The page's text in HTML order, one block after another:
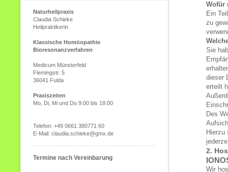
Wofür
Ein
zu
Sie
dieser
erteilt
Des
Hierzu
2.
Wir
Naturheilpraxis
Claudia Schieke
Heilpraktikerin
Klassische Homöopathie
Bioresonanzverfahren
Medicum Münsterfeld
Flemingstr. 5
36041 Fulda
Praxiszeiten
Mo, Di, Mi und Do 9:00 bis 18:00
Telefon: +49 0661 380771 60
E-Mail: claudia.schieke@gmx.de
Termine nach Vereinbarung